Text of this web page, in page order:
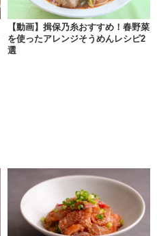
【動画】揖保乃糸おすすめ！春野菜
を使ったアレンジそうめんレシピ2
選